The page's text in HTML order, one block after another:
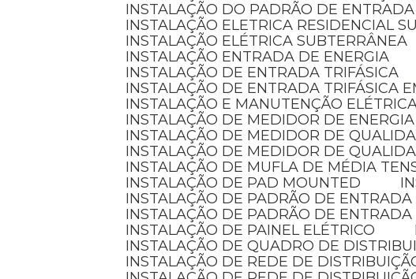
INSTALAÇÃO DO PADRÃO DE
INSTALAÇÃO ELETRICA RESIDENCIAL
INSTALAÇÃO ELÉTRICA SUBTERRÂNEA
INSTALAÇÃO ENTRADA DE ENERGIA
INSTALAÇÃO DE ENTRADA TRIFÁSICA
INSTALAÇÃO DE ENTRADA TRIFÁSICA
INSTALAÇÃO E MANUTENÇÃO
INSTALAÇÃO DE MEDIDOR DE ENERGIA
INSTALAÇÃO DE MEDIDOR DE
INSTALAÇÃO DE MEDIDOR DE
INSTALAÇÃO DE MUFLA DE MÉDIA
INSTALAÇÃO DE PAD MOUNTED
INSTALAÇÃO DE PADRÃO DE ENTRADA
INSTALAÇÃO DE PADRÃO DE ENTRADA
INSTALAÇÃO DE PAINEL ELÉTRICO
INSTALAÇÃO DE QUADRO DE
INSTALAÇÃO DE REDE DE